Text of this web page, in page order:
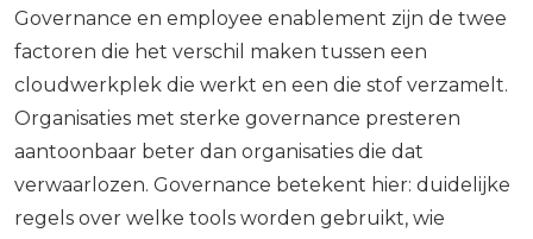
Governance en employee enablement zijn de twee
factoren die het verschil maken tussen een
cloudwerkplek die werkt en een die stof verzamelt.
Organisaties met sterke governance presteren
aantoonbaar beter dan organisaties die dat
verwaarlozen. Governance betekent hier: duidelijke
regels over welke tools worden gebruikt, wie